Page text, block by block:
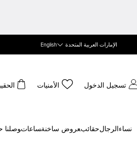
الإمارات العربية المتحدة English
تسجيل الدخول الأمنيات
نساء الرجالحقائب‍عروض ساخنة‍ساعات‍وصلنا